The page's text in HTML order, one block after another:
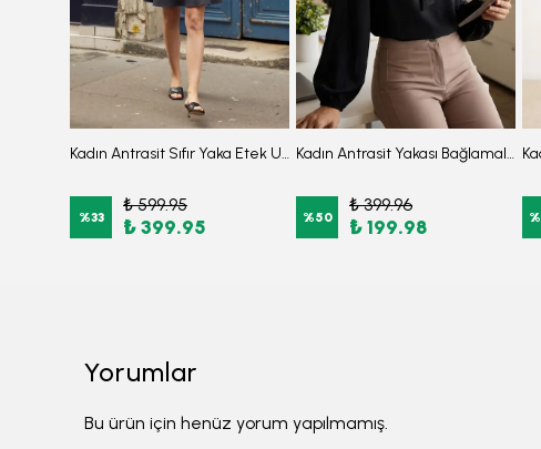
Kadın Antrasit Sıfır Yaka Etek Ucu Volanlı Kısa Kol Fermuarlı Elbise ARM-26Y001057
%33
₺ 599.95
₺ 399.95
Kadın Antrasit Yakası Bağlamalı Kolu Lastikli Bluz ARM-25K001096
%50
₺ 399.96
₺ 199.98 %
Yorumlar
Bu ürün için henüz yorum yapılmamış.